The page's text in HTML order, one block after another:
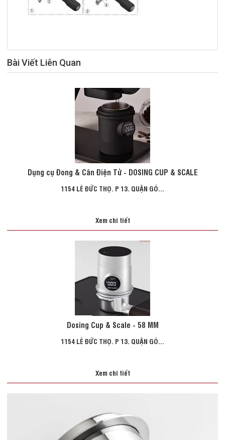
Bài Viết Liên Quan
Dụng cụ Đong & Cân Điện Tử - DOSING CUP & SCALE
1154 LÊ ĐỨC THỌ. P 13. QUẬN GÓ...
Xem chi tiết
Dosing Cup & Scale - 58 MM
1154 LÊ ĐỨC THỌ. P 13. QUẬN GÓ...
Xem chi tiết